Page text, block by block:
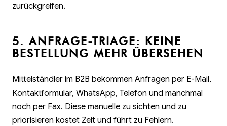
zurückgreifen.
5. ANFRAGE-TRIAGE: KEINE
BESTELLUNG MEHR ÜBERSEHEN
Mittelständler im B2B bekommen Anfragen per E-Mail,
Kontaktformular, WhatsApp, Telefon und manchmal
noch per Fax. Diese manuelle zu sichten und zu
priorisieren kostet Zeit und führt zu Fehlern.